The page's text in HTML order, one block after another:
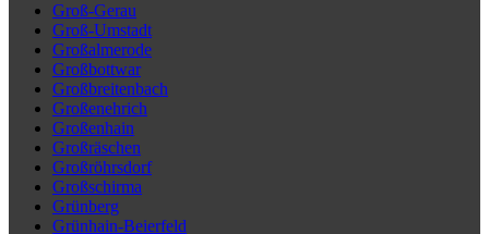
Groß-Gerau
Groß-Umstadt
Großalmerode
Großbottwar
Großbreitenbach
Großenehrich
Großenhain
Großräschen
Großröhrsdorf
Großschirma
Grünberg
Grünhain-Beierfeld